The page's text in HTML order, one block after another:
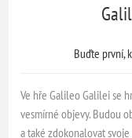
Buďte první,
Ve hře Galileo Galilei se
vesmírné objevy. Budou
a také zdokonalovat